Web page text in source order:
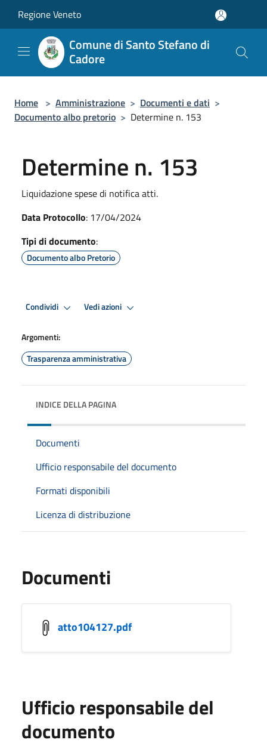
Regione Veneto
Comune di Santo Stefano di
Cadore
Home > Amministrazione > Documenti e dati >
Documento albo pretorio > Determine n. 153
Determine n. 153
Liquidazione spese di notifica atti.
Data Protocollo: 17/04/2024
Tipi di documento:
Documento albo Pretorio
Condividi Vedi azioni
Argomenti:
Trasparenza amministrativa
INDICE DELLA PAGINA
Documenti
Ufficio responsabile del documento
Formati disponibili
Licenza di distribuzione
Documenti
atto104127.pdf
Ufficio responsabile del
documento